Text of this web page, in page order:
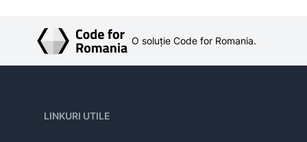
O soluție Code for Romania.
LINKURI UTILE